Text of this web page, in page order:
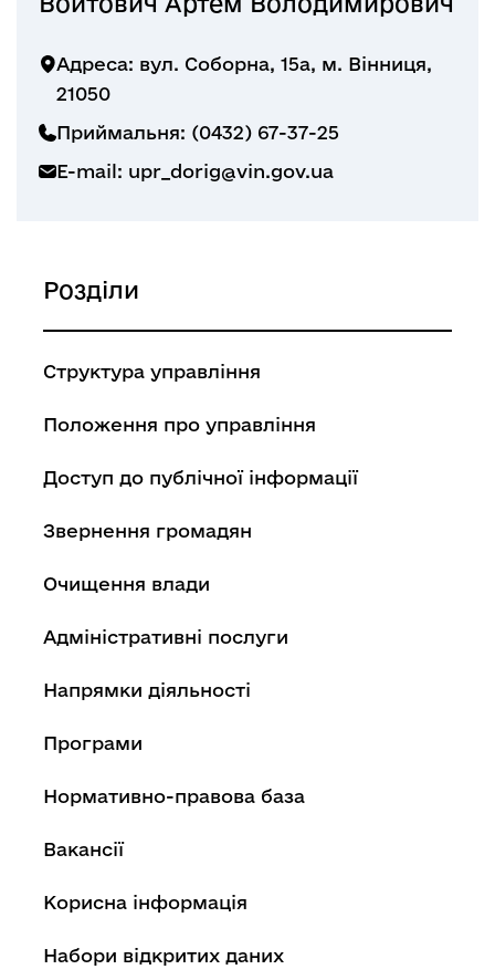
Адреса: вул. Соборна, 15а, м. Вінниця,
21050
Приймальня: (0432) 67-37-25
E-mail: upr_dorig@vin.gov.ua
Розділи
Структура управління
Положення про управління
Доступ до публічної інформації
Звернення громадян
Очищення влади
Адміністративні послуги
Напрямки діяльності
Програми
Нормативно-правова база
Вакансії
Корисна інформація
Набори відкритих даних